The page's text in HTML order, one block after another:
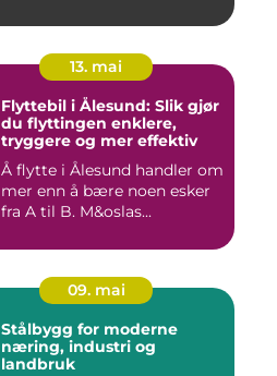
13. mai
Flyttebil i Ålesund: Slik gjør
du flyttingen enklere,
tryggere og mer effektiv
Å flytte i Ålesund handler om
mer enn å bære noen esker
fra A til B. M&oslas...
09. mai
Stålbygg for moderne
næring, industri og
landbruk